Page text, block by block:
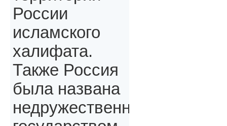
России
исламского
халифата.
Также Россия
была названа
недружественным